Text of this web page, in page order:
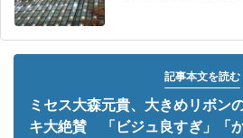
記事本文を読む
ミセス大森元貴、大きめリボン
キ大絶賛 「ビジュ良すぎ」「